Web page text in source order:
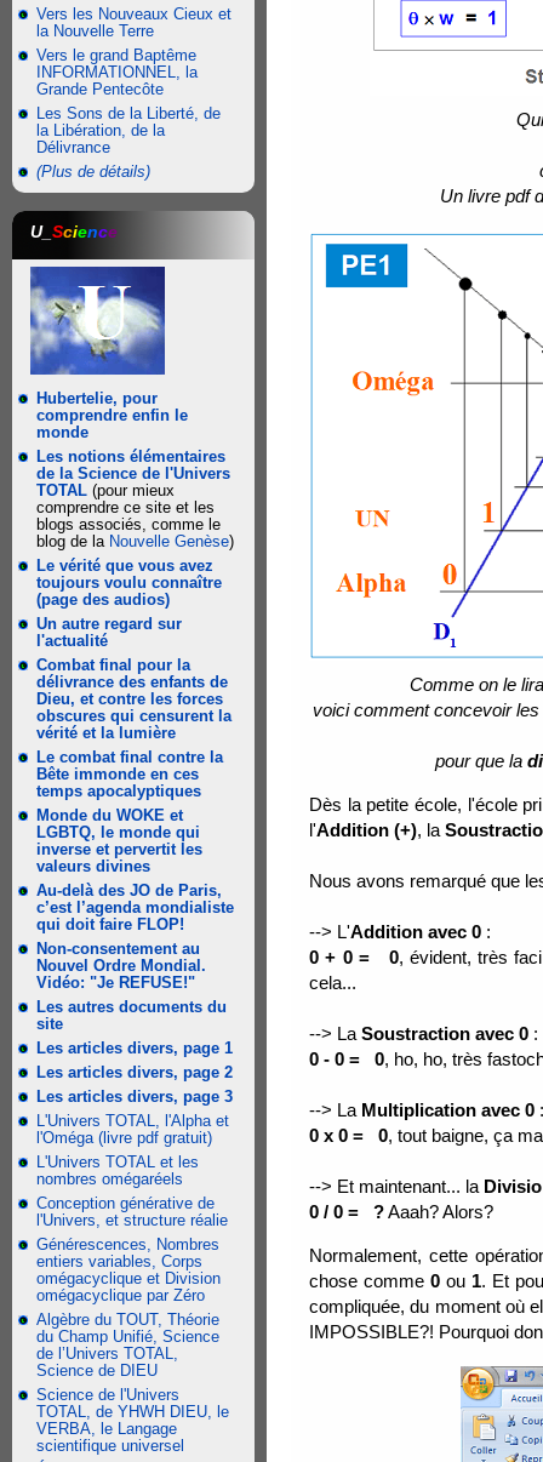
Vers les Nouveaux Cieux et
la Nouvelle Terre
Vers le grand Baptême
INFORMATIONNEL, la
Grande Pentecôte
Les Sons de la Liberté, de
la Libération, de la
Délivrance
(Plus de détails)
U_ Science
Hubertelie, pour
comprendre enfin le
monde
Les notions élémentaires
de la Science de l'Univers
TOTAL (pour mieux
comprendre ce site et les
blogs associés, comme le
blog de la Nouvelle Genèse)
Le vérité que vous avez
toujours voulu connaître
(page des audios)
Un autre regard sur
l'actualité
Combat final pour la
délivrance des enfants de
Dieu, et contre les forces
obscures qui censurent la
vérité et la lumière
Le combat final contre la
Bête immonde en ces
temps apocalyptiques
Monde du WOKE et
LGBTQ, le monde qui
inverse et pervertit les
valeurs divines
Au-delà des JO de Paris,
c’est l’agenda mondialiste
qui doit faire FLOP!
Non-consentement au
Nouvel Ordre Mondial.
Vidéo: "Je REFUSE!"
Les autres documents du
site
Les articles divers, page 1
Les articles divers, page 2
Les articles divers, page 3
L'Univers TOTAL, l'Alpha et
l'Oméga (livre pdf gratuit)
L'Univers TOTAL et les
nombres omégaréels
Conception générative de
l'Univers, et structure réalie
Générescences, Nombres
entiers variables, Corps
omégacyclique et Division
omégacyclique par Zéro
Algèbre du TOUT, Théorie
du Champ Unifié, Science
de l’Univers TOTAL,
Science de DIEU
Science de l'Univers
TOTAL, de YHWH DIEU, le
VERBA, le Langage
scientifique universel
Un livre pdf
Comme on le
voici comment concevoir
pour que la
Dès la petite école, l'école
l'Addition (+), la
Nous avons remarqué que
--> L'Addition avec 0 :
0 + 0 = 0, évident, très
cela...
--> La Soustraction avec 0 :
0 - 0 = 0, ho, ho, très
--> La Multiplication avec 0 :
0 x 0 = 0, tout baigne, ça
--> Et maintenant... la
0 / 0 = ?Aaah? Alors?
Normalement, cette
chose comme0 ou 1. Et
compliquée, du moment où
IMPOSSIBLE?! Pourquoi